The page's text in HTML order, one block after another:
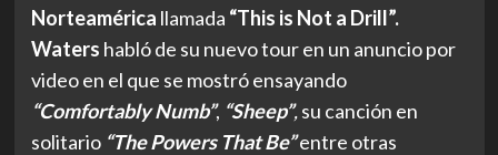
Norteamérica llamada “This is Not a Drill”.
Waters habló de su nuevo tour en un anuncio por
video en el que se mostró ensayando
“Comfortably Numb”, “Sheep”,su canción en
solitario “The Powers That Be”entre otras